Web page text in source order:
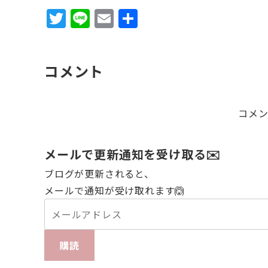
T
w
te
Li
n
E
m
コメント
コメ
メールで更新通知を受け取る✉️
ブログが更新されると、
メールで通知が受け取れます🙆
購読